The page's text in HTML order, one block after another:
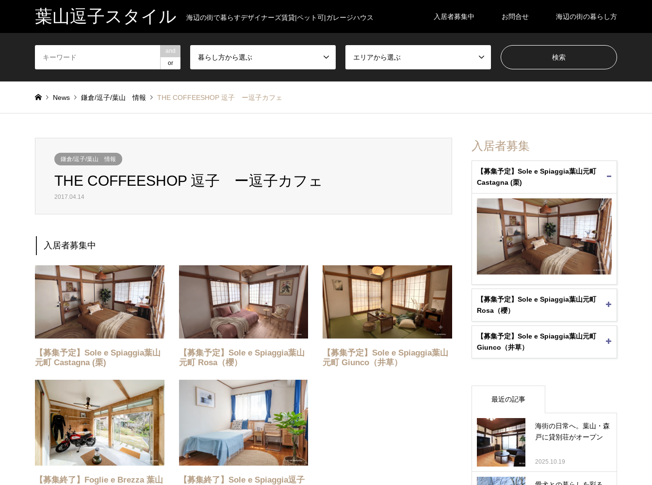
葉山逗子スタイル 海辺の街で暮らすデザイナーズ賃貸|ペット可|ガレージハウス 入居者募集中 お問合せ 海辺の街の暮らし方
and
or
暮らし方から選ぶ エリアから選ぶ
News 鎌倉/逗子/葉山 情報 THE COFFEESHOP 逗子 ー逗子カフェ
鎌倉/逗子/葉山 情報
THE COFFEESHOP 逗子 ー逗子カフェ
2017.04.14
入居者募集中
【募集予定】Sole e Spiaggia葉山
元町 Castagna (栗)
【募集予定】Sole e Spiaggia葉山
元町 Rosa（櫻）
【募集予定】Sole e Spiaggia葉山
元町 Giunco（井草）
【募集終了】Foglie e Brezza 葉山
【募集終了】Sole e Spiaggia逗子
入居者募集
【募集予定】Sole e Spiaggia葉山元町
Castagna (栗)
【募集予定】Sole e Spiaggia葉山元町
Rosa（櫻）
【募集予定】Sole e Spiaggia葉山元町
Giunco（井草）
最近の記事
海街の日常へ。葉山・森
戸に貸別荘がオープン
2025.10.19